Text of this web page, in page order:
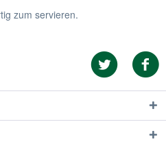
zum servieren.